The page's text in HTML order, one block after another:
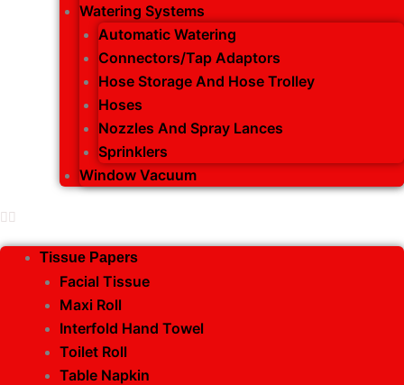
Watering Systems
Automatic Watering
Connectors/Tap Adaptors
Hose Storage And Hose Trolley
Hoses
Nozzles And Spray Lances
Sprinklers
Window Vacuum
Tissue Papers
Facial Tissue
Maxi Roll
Interfold Hand Towel
Toilet Roll
Table Napkin